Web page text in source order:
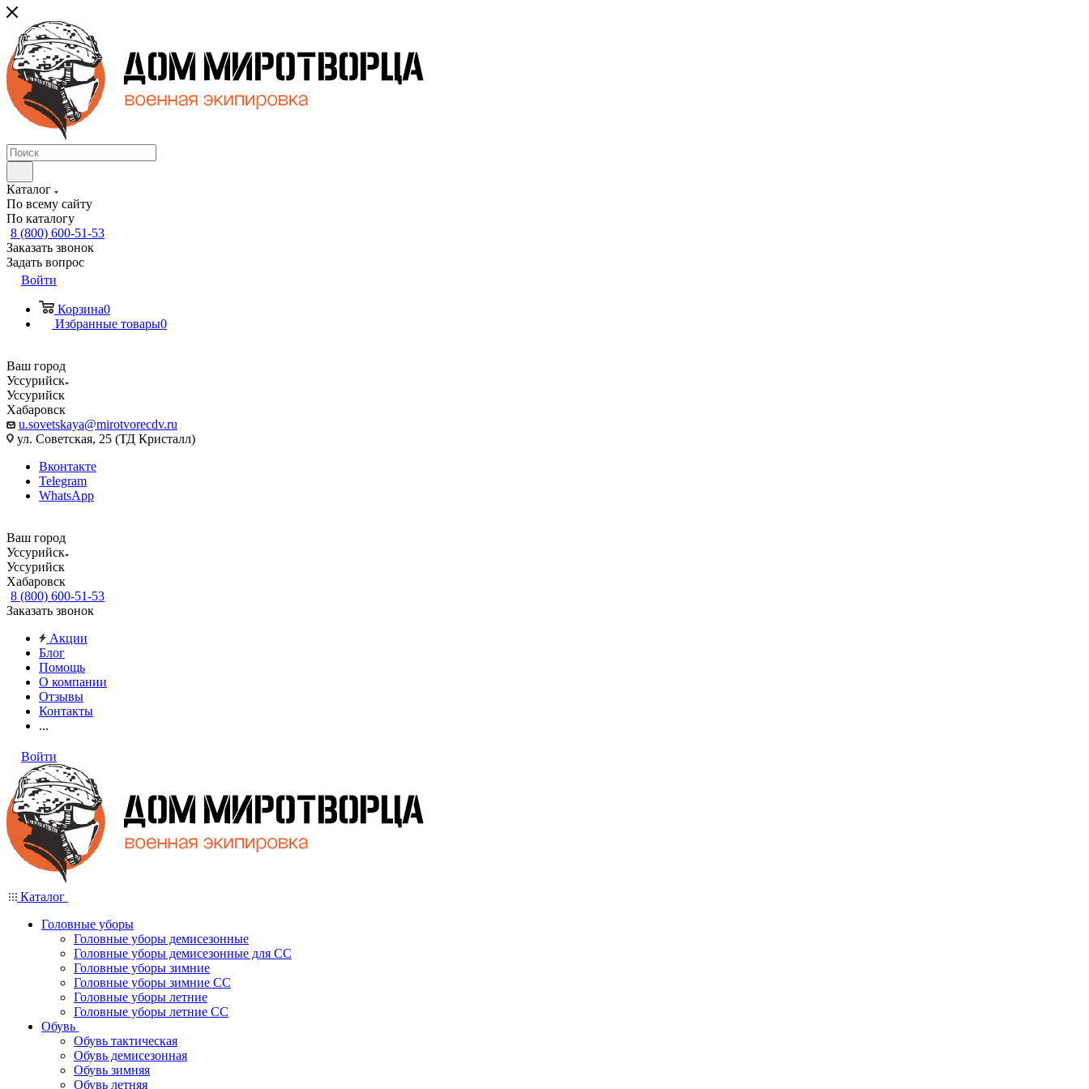
Каталог
По всему сайту
По каталогу
8 (800) 600-51-53
Заказать звонок
Задать вопрос
Войти
Корзина0
Избранные товары0
Ваш город
Уссурийск
Уссурийск
Хабаровск
u.sovetskaya@mirotvorecdv.ru
ул. Советская, 25 (ТД Кристалл)
Вконтакте
Telegram
WhatsApp
Ваш город
Уссурийск
Уссурийск
Хабаровск
8 (800) 600-51-53
Заказать звонок
Акции
Блог
Помощь
О компании
Отзывы
Контакты
...
Войти
Каталог
Головные уборы
Головные уборы демисезонные
Головные уборы демисезонные для СС
Головные уборы зимние
Головные уборы зимние СС
Головные уборы летние
Головные уборы летние СС
Обувь
Обувь тактическая
Обувь демисезонная
Обувь зимняя
Обувь летняя